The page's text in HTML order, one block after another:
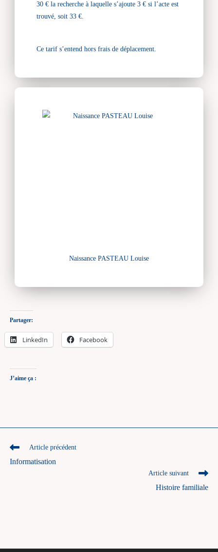
30 € la recherche à laquelle s’ajoute 3 € si l’acte est
trouvé, soit 33 €.
Ce tarif s’entend hors frais de déplacement.
Naissance PASTEAU Louise
Partager:
LinkedIn Facebook
J’aime ça :
Read
articles
Article précédent
Informatisation
Article suivant
Histoire familiale